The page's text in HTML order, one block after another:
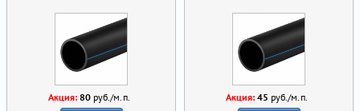
Акция: 80 руб./м.п. Акция: 45 руб./м.п.